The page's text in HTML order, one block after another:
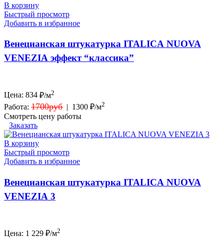
В корзину
Быстрый просмотр
Добавить в избранное
Венецианская штукатурка ITALICA NUOVA
VENEZIA эффект “классика”
Цена: 834 ₽/м2
Работа: 1700руб | 1300 ₽/м2
Смотреть цену работы
Заказать
В корзину
Быстрый просмотр
Добавить в избранное
Венецианская штукатурка ITALICA NUOVA
VENEZIA 3
Цена: 1 229 ₽/м2